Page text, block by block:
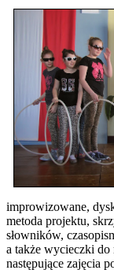
improwizowane,
metoda projektu,
słowników,
a także wycieczki
następujące zajęcia